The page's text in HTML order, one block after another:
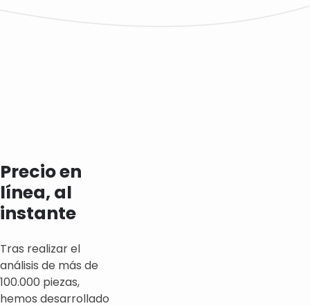
Precio en
línea, al
instante
Tras realizar el
análisis de más de
100.000 piezas,
hemos desarrollado